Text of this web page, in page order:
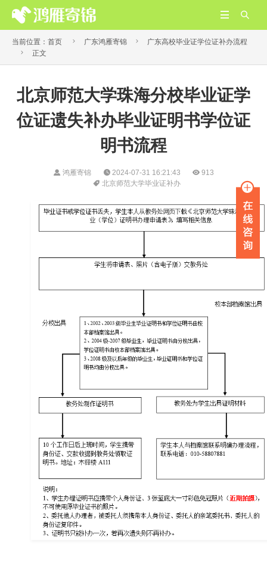


当前位置： 首页  广东鸿雁寄锦 
广东高校毕业证学位证补办流程

正文
北京师范大学珠海分校毕业证学
位证遗失补办毕业证明书学位证
明书流程
鸿雁寄锦 2024-07-31 16:21:43
913
北京师范大学毕业证补办